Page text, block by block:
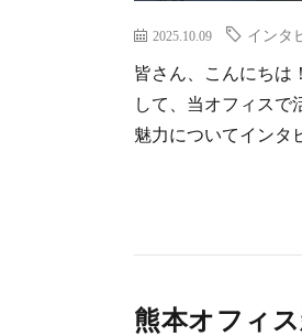
2025.10.09 インタ
皆さん、こんにちは
して、当オフィスで
魅力についてインタ
熊本オフィ